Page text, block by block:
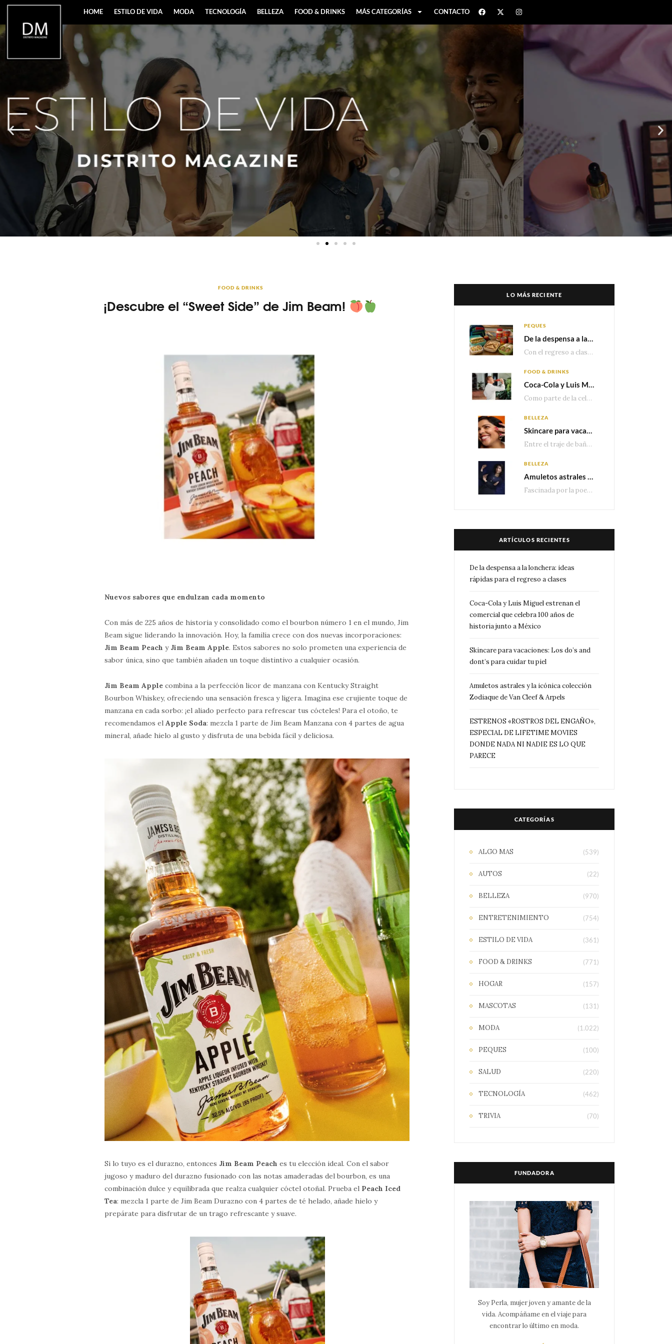
HOME ESTILO DE VIDA MODA TECNOLOGÍA BELLEZA FOOD & DRINKS MÁS CATEGORÍAS CONTACTO
FOOD & DRINKS
¡Descubre el “Sweet Side” de Jim Beam!
Nuevos sabores que endulzan cada momento
Con más de 225 años de historia y consolidado como el bourbon número 1 en el mundo, Jim
Beam sigue liderando la innovación. Hoy, la familia crece con dos nuevas incorporaciones:
Jim Beam Peach y Jim Beam Apple. Estos sabores no solo prometen una experiencia de
sabor única, sino que también añaden un toque distintivo a cualquier ocasión.
Jim Beam Apple combina a la perfección licor de manzana con Kentucky Straight
Bourbon Whiskey, ofreciendo una sensación fresca y ligera. Imagina ese crujiente toque de
manzana en cada sorbo: ¡el aliado perfecto para refrescar tus cócteles! Para el otoño, te
recomendamos elApple Soda: mezcla 1 parte de Jim Beam Manzana con 4 partes de agua
mineral, añade hielo al gusto y disfruta de una bebida fácil y deliciosa.
Si lo tuyo es el durazno, entonces Jim Beam Peach es tu elección ideal. Con el sabor
jugoso y maduro del durazno fusionado con las notas amaderadas del bourbon, es una
combinación dulce y equilibrada que realza cualquier cóctel otoñal. Prueba el Peach Iced
Tea: mezcla 1 parte de Jim Beam Durazno con 4 partes de té helado, añade hielo y
prepárate para disfrutar de un trago refrescante y suave.
LO MÁS RECIENTE
PEQUES
De la despensa a la lonchera: ideas rápidas para el regreso a clases
Con el regreso a clases cada vez más cerca, las familias comienzan a reorganizar horarios,…
FOOD & DRINKS
Coca-Cola y Luis Miguel estrenan el comercial que celebra 100 años de historia junto a México
Como parte de la celebración por sus primeros 100 años enMéxico, Coca-Cola presenta hoy el…
BELLEZA
Skincare para vacaciones: Los do’s and dont’s para cuidar tu piel
Entre el traje de baño, las sandalias, los lentes de sol y los looks que…
BELLEZA
Amuletos astrales y la icónica colección Zodiaque de Van Cleef & Arpels
Fascinada por la poesía de las estrellas, la Maison Van Cleef & Arpels celebra la llegada de las…
ARTÍCULOS RECIENTES
De la despensa a la lonchera: ideas
rápidas para el regreso a clases
Coca-Cola y Luis Miguel estrenan el
comercial que celebra 100 años de
historia junto a México
Skincare para vacaciones: Los do’s and
dont’s para cuidar tu piel
Amuletos astrales y la icónica colección
Zodiaque de Van Cleef & Arpels
ESTRENOS «ROSTROS DEL ENGAÑO»,
ESPECIAL DE LIFETIME MOVIES
DONDE NADA NI NADIE ES LO QUE
PARECE
CATEGORÍAS
ALGO MAS (539)
AUTOS (22)
BELLEZA (970)
ENTRETENIMIENTO (754)
ESTILO DE VIDA (361)
FOOD & DRINKS (771)
HOGAR (157)
MASCOTAS (131)
MODA (1.022)
PEQUES (100)
SALUD (220)
TECNOLOGÍA (462)
TRIVIA (70)
FUNDADORA
Soy Perla, mujer joven y amante de la
vida. Acompáñame en el viaje para
encontrar lo último en moda.